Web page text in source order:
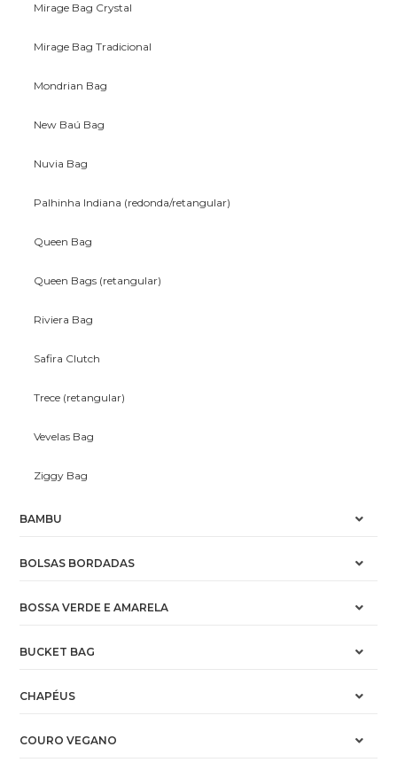
Mirage Bag Crystal
Mirage Bag Tradicional
Mondrian Bag
New Baú Bag
Nuvia Bag
Palhinha Indiana (redonda/retangular)
Queen Bag
Queen Bags (retangular)
Riviera Bag
Safira Clutch
Trece (retangular)
Vevelas Bag
Ziggy Bag
BAMBU
BOLSAS BORDADAS
BOSSA VERDE E AMARELA
BUCKET BAG
CHAPÉUS
COURO VEGANO